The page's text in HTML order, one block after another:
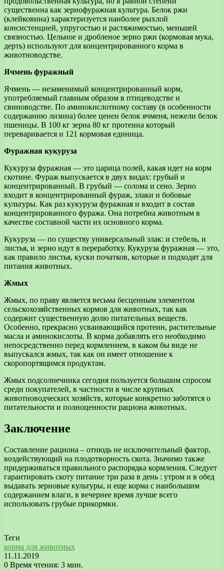
существенна как зернофуражная культура. Белок ржи
(клейковина) характеризуется наиболее рыхлой
консистенцией, упругостью и растяжимостью, меньшей
связностью. Цельное и дробленое зерно ржи (кормовая мука,
дерть) используют для концентрированного корма в
животноводстве.
Ячмень фуражный
Ячмень — незаменимый концентрированный корм,
употребляемый главным образом в птицеводстве и
свиноводстве. По аминокислотному составу (в особенности
содержанию лизина) более ценен белок ячменя, нежели белок
пшеницы. В 100 кг зерна 80 кг протеина который
переваривается и 121 кормовая единица.
Фуражная кукуруза
Кукуруза фуражная — это царица полей, какая идет на корм
скотине. Фураж выпускается в двух видах: грубый и
концентрированный. В грубый — солома и сено. Зерно
входит в концентрированный фураж, злаки и бобовые
культуры. Как раз кукуруза фуражная и входит в состав
концентрированного фуража. Она потребна животным в
качестве составной части их основного корма.
Кукуруза — по существу универсальный злак: и стебель, и
листья, и зерно идут в переработку. Кукуруза фуражная — это,
как правило листья, куски початков, которые и подходят для
питания животных.
Жмых
Жмых, по праву является весьма бесценным элементом
сельскохозяйственных кормов для животных, так как
содержит существенную долю питательных веществ.
Особенно, прекрасно усваивающийся протеин, растительные
масла и аминокислоты. В корма добавлять его необходимо
непосредственно перед кормлением, в каком бы виде не
выпускался жмых, так как он имеет отношение к
скоропортящимся продуктам.
Жмых подсолнечника сегодня пользуется большим спросом
среди покупателей, в частности в числе крупных
животноводческих хозяйств, которые конкретно заботятся о
питательности и полноценности рациона животных.
Заключение
Составление рациона – отнюдь не исключительный фактор,
воздействующий на плодотворность скота. Значимо также
придерживаться правильного распорядка кормления. Следует
гарантировать скоту питание три раза в день : утром и в обед
выдавать зерновые культуры, и еще корма с наибольшим
содержанием влаги, в вечернее время лучше всего
использовать грубые прикормки.
Теги
корма для животных
11.11.2019
0 Время чтения: 3 мин.